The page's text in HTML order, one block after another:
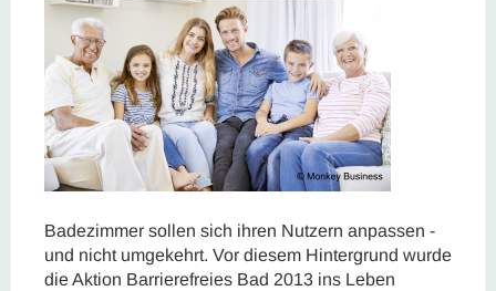
Badezimmer sollen sich ihren Nutzern anpassen -
und nicht umgekehrt. Vor diesem Hintergrund wurde
die Aktion Barrierefreies Bad 2013 ins Leben